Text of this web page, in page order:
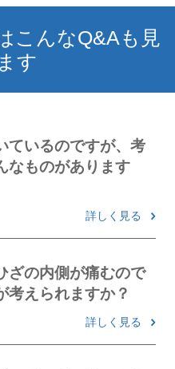
こんなQ&Aも見
す
ているのですが、考
なものがあります
詳しく見る
ざの内側が痛むので
考えられますか？
詳しく見る